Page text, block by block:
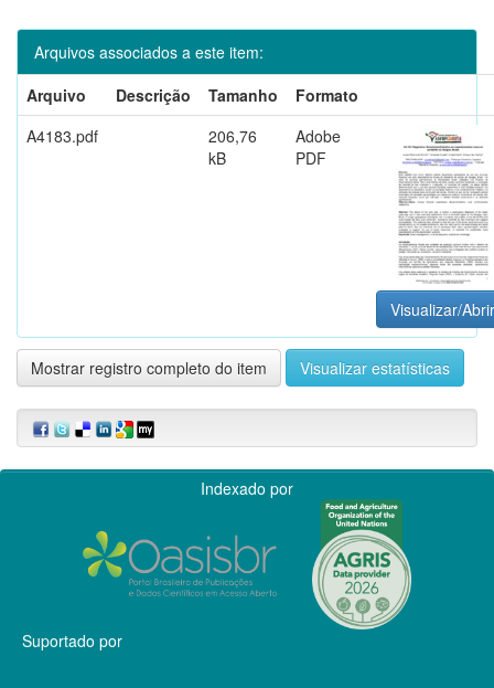
Arquivos associados a este item:
Arquivo
Descrição Tamanho
Formato
A4183.pdf
206,76
kB
Adobe
PDF
Visualizar/Abrir
Mostrar registro completo do item Visualizar estatísticas
Indexado por
Suportado por